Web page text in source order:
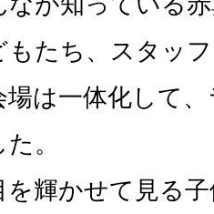
もたち、スタッ
場は一体化して
た。
を輝かせて見る